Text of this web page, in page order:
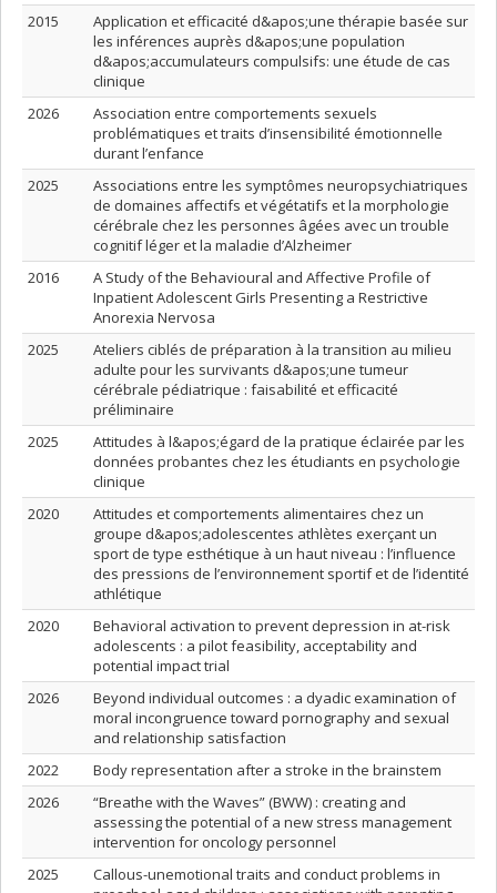
2015
Application et efficacité d&apos;une thérapie basée sur
les inférences auprès d&apos;une population
d&apos;accumulateurs compulsifs: une étude de cas
clinique
2026
Association entre comportements sexuels
problématiques et traits d’insensibilité émotionnelle
durant l’enfance
2025
Associations entre les symptômes neuropsychiatriques
de domaines affectifs et végétatifs et la morphologie
cérébrale chez les personnes âgées avec un trouble
cognitif léger et la maladie d’Alzheimer
2016
A Study of the Behavioural and Affective Profile of
Inpatient Adolescent Girls Presenting a Restrictive
Anorexia Nervosa
2025
Ateliers ciblés de préparation à la transition au milieu
adulte pour les survivants d&apos;une tumeur
cérébrale pédiatrique : faisabilité et efficacité
préliminaire
2025
Attitudes à l&apos;égard de la pratique éclairée par les
données probantes chez les étudiants en psychologie
clinique
2020
Attitudes et comportements alimentaires chez un
groupe d&apos;adolescentes athlètes exerçant un
sport de type esthétique à un haut niveau : l’influence
des pressions de l’environnement sportif et de l’identité
athlétique
2020
Behavioral activation to prevent depression in at-risk
adolescents : a pilot feasibility, acceptability and
potential impact trial
2026
Beyond individual outcomes : a dyadic examination of
moral incongruence toward pornography and sexual
and relationship satisfaction
2022
Body representation after a stroke in the brainstem
2026
“Breathe with the Waves” (BWW) : creating and
assessing the potential of a new stress management
intervention for oncology personnel
2025
Callous-unemotional traits and conduct problems in